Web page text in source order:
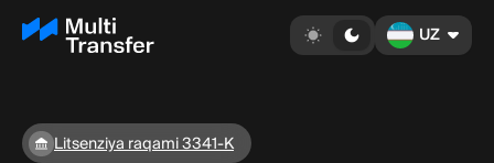
UZ
Litsenziya raqami 3341-K